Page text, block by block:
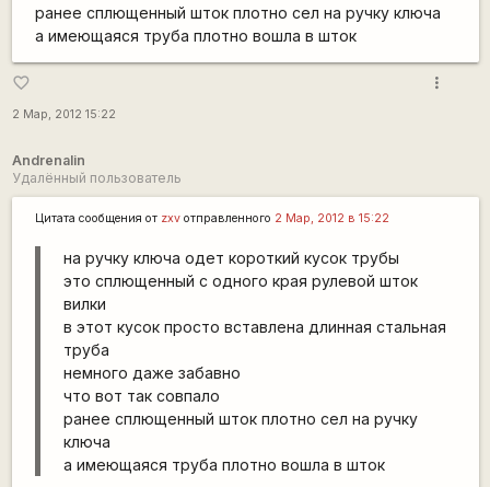
ранее сплющенный шток плотно сел на ручку ключа
а имеющаяся труба плотно вошла в шток
favorite_border
2 Мар, 2012 15:22
more_vert
Andrenalin
Удалённый пользователь
Цитата сообщения от zxvотправленного 2 Мар, 2012 в 15:22
на ручку ключа одет короткий кусок трубы
это сплющенный с одного края рулевой шток
вилки
в этот кусок просто вставлена длинная стальная
труба
немного даже забавно
что вот так совпало
ранее сплющенный шток плотно сел на ручку
ключа
а имеющаяся труба плотно вошла в шток